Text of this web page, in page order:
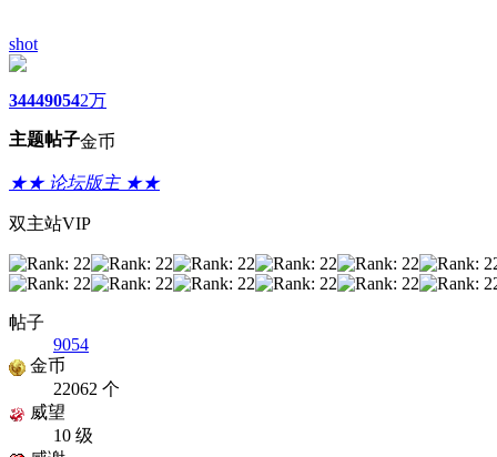
shot
3444
主题
9054
帖子
2万
金币
★★ 论坛版主 ★★
双主站VIP
帖子
9054
金币
22062 个
威望
10 级